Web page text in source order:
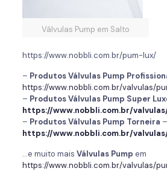
Válvulas Pump em Salto
https://www.nobbli.com.br/pum-lux/
– Produtos Válvulas Pump
https://www.nobbli.com.br/valvulas/
– Produtos Válvulas Pump Super
https://www.nobbli.com.br/
– Produtos Válvulas Pump Torneira
https://www.nobbli.com.br/
…e muito mais Válvulas Pump em
https://www.nobbli.com.br/valvulas/